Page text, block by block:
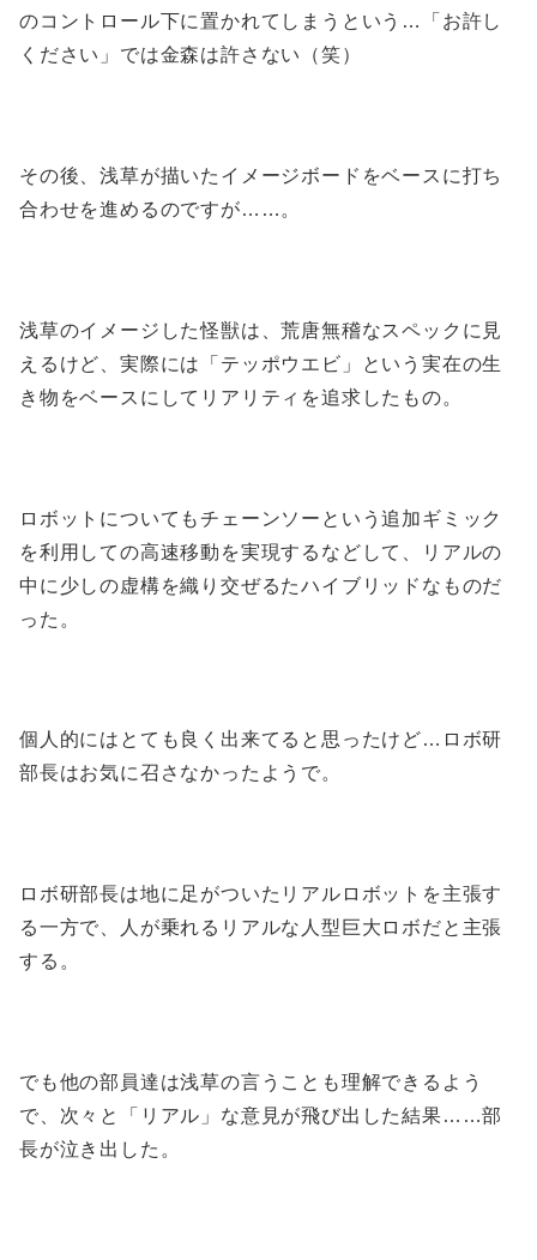
のコントロール下に置かれてしまうという…「お許し
ください」では金森は許さない（笑）
その後、浅草が描いたイメージボードをベースに打ち
合わせを進めるのですが……。
浅草のイメージした怪獣は、荒唐無稽なスペックに見
えるけど、実際には「テッポウエビ」という実在の生
き物をベースにしてリアリティを追求したもの。
ロボットについてもチェーンソーという追加ギミック
を利用しての高速移動を実現するなどして、リアルの
中に少しの虚構を織り交ぜるたハイブリッドなものだ
った。
個人的にはとても良く出来てると思ったけど…ロボ研
部長はお気に召さなかったようで。
ロボ研部長は地に足がついたリアルロボットを主張す
る一方で、人が乗れるリアルな人型巨大ロボだと主張
する。
でも他の部員達は浅草の言うことも理解できるよう
で、次々と「リアル」な意見が飛び出した結果……部
長が泣き出した。